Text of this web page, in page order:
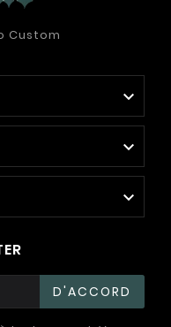
Custom



D'ACCORD